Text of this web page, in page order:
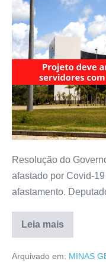
Resolução do
afastado por Covid-
afastamento.
Leia mais
Arquivado em: MINAS